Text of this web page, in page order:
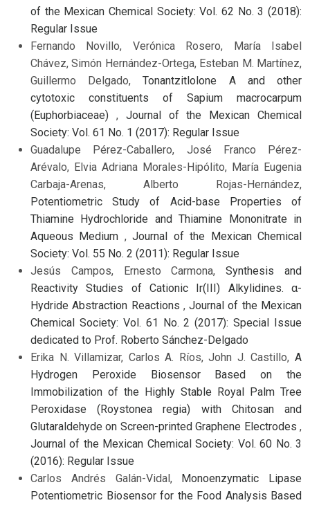
of the Mexican Chemical Society: Vol. 62 No. 3 (2018):
Regular Issue
Fernando Novillo, Verónica Rosero, María Isabel
Chávez, Simón Hernández-Ortega, Esteban M. Martínez,
Guillermo Delgado,Tonantzitlolone A and other
cytotoxic constituents of Sapium macrocarpum
(Euphorbiaceae) , Journal of the Mexican Chemical
Society: Vol. 61 No. 1 (2017): Regular Issue
Guadalupe Pérez-Caballero, José Franco Pérez-
Arévalo, Elvia Adriana Morales-Hipólito, María Eugenia
Carbaja-Arenas, Alberto Rojas-Hernández,
Potentiometric Study of Acid-base Properties of
Thiamine Hydrochloride and Thiamine Mononitrate in
Aqueous Medium ,Journal of the Mexican Chemical
Society: Vol. 55 No. 2 (2011): Regular Issue
Jesús Campos, Ernesto Carmona,Synthesis and
Reactivity Studies of Cationic Ir(III) Alkylidines. α-
Hydride Abstraction Reactions ,Journal of the Mexican
Chemical Society: Vol. 61 No. 2 (2017): Special Issue
dedicated to Prof. Roberto Sánchez-Delgado
Erika N. Villamizar, Carlos A. Ríos, John J. Castillo, A
Hydrogen Peroxide Biosensor Based on the
Immobilization of the Highly Stable Royal Palm Tree
Peroxidase (Roystonea regia) with Chitosan and
Glutaraldehyde on Screen-printed Graphene Electrodes ,
Journal of the Mexican Chemical Society: Vol. 60 No. 3
(2016): Regular Issue
Carlos Andrés Galán-Vidal, Monoenzymatic Lipase
Potentiometric Biosensor for the Food Analysis Based